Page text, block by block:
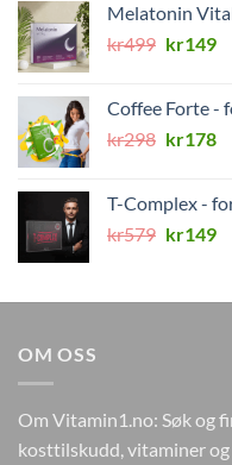
kr448.
Melatonin
kr499
kr499.
kr149
Coffee Forte -
kr298
kr298.
kr178
T-Complex -
kr579
kr579.
kr149
OM OSS
Om Vitamin1.no: Søk og
kosttilskudd, vitaminer